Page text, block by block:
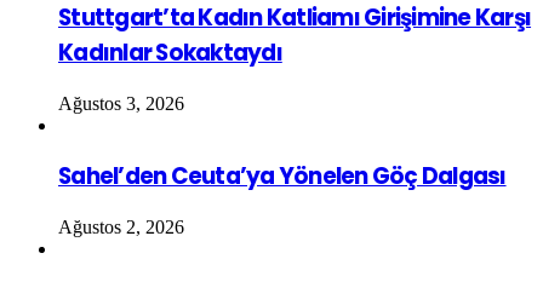
Stuttgart’ta Kadın Katliamı Girişimine Karşı
Kadınlar Sokaktaydı
Ağustos 3, 2026
Sahel’den Ceuta’ya Yönelen Göç Dalgası
Ağustos 2, 2026